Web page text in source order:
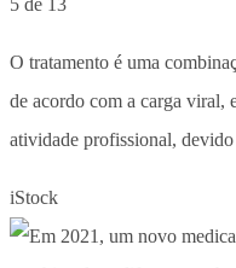
O tratamento é uma
de acordo com a carga viral,
atividade profissional,
iStock